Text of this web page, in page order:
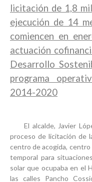
licitación de 1,8
ejecución de 14
comiencen en
actuación
Desarrollo
programa
2014-2020
El alcalde, Javier
proceso de licitación de
centro de acogida,
temporal para
solar que ocupaba en el
las calles Pancho